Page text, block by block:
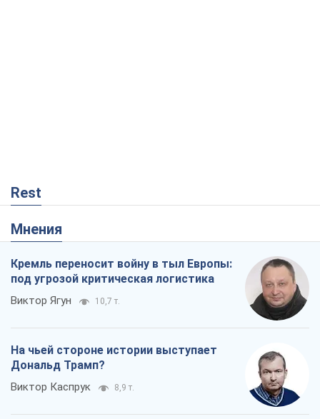
Rest
Мнения
Кремль переносит войну в тыл Европы:
под угрозой критическая логистика
Виктор Ягун 10,7 т.
На чьей стороне истории выступает
Дональд Трамп?
Виктор Каспрук 8,9 т.